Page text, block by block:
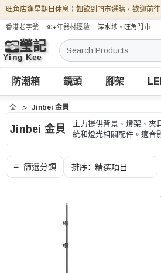
旺角店逢星期日休息；如欲到門市選購，歡迎前往
香港老字號｜30+年器材經驗｜深水埗・旺角門市
搜
索
防潮箱 鏡頭 腳架
首頁 Jinbei 金貝
Jinbei 金貝
主力提供背景、燈架、夾
統和燈光相關配件。適合
用途核對。